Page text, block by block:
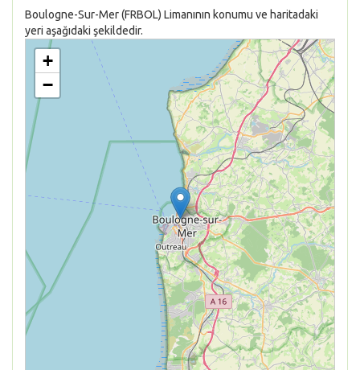
Boulogne-Sur-Mer (FRBOL) Limanının konumu ve haritadaki
yeri aşağıdaki şekildedir.
+
−